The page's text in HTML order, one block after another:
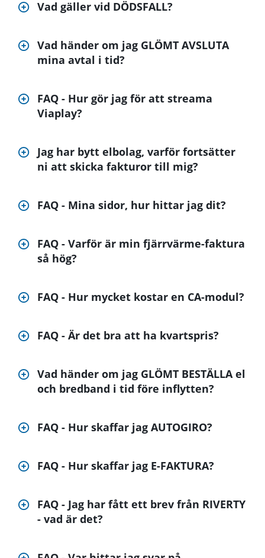
Vad gäller vid DÖDSFALL?
Vad händer om jag GLÖMT AVSLUTA
mina avtal i tid?
FAQ - Hur gör jag för att streama
Viaplay?
Jag har bytt elbolag, varför fortsätter
ni att skicka fakturor till mig?
FAQ - Mina sidor, hur hittar jag dit?
FAQ - Varför är min fjärrvärme-faktura
så hög?
FAQ - Hur mycket kostar en CA-modul?
FAQ - Är det bra att ha kvartspris?
Vad händer om jag GLÖMT BESTÄLLA el
och bredband i tid före inflytten?
FAQ - Hur skaffar jag AUTOGIRO?
FAQ - Hur skaffar jag E-FAKTURA?
FAQ - Jag har fått ett brev från RIVERTY
- vad är det?